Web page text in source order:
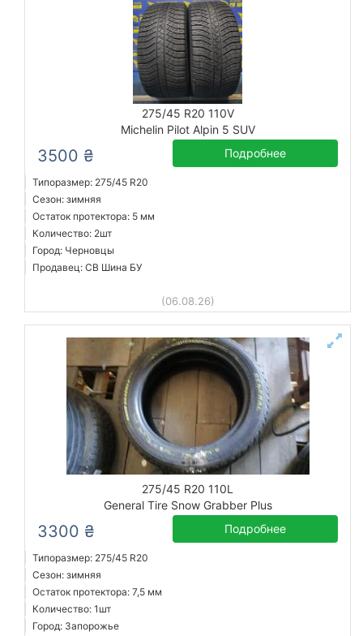
275/45 R20 110V
Michelin Pilot Alpin 5 SUV
3500 ₴ Подробнее
Типоразмер: 275/45 R20
Сезон: зимняя
Остаток протектора: 5 мм
Количество: 2шт
Город: Черновцы
Продавец: СВ Шина БУ
(06.08.26)
275/45 R20 110L
General Tire Snow Grabber Plus
3300 ₴ Подробнее
Типоразмер: 275/45 R20
Сезон: зимняя
Остаток протектора: 7,5 мм
Количество: 1шт
Город: Запорожье